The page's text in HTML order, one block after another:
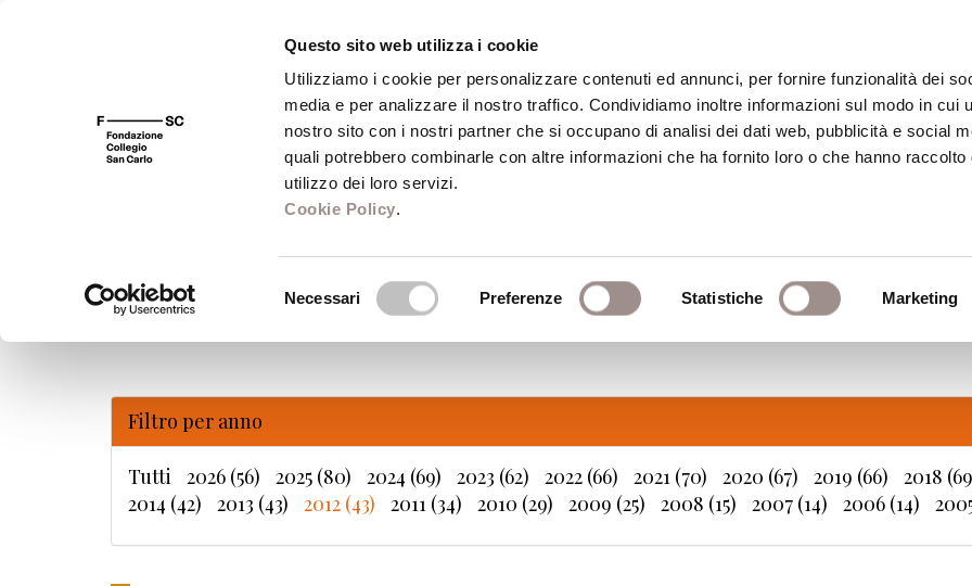
Questo sito web utilizza i cookie
Utilizziamo i cookie per personalizzare contenuti ed annunci, per fornire funzionalità dei
media e per analizzare il nostro traffico. Condividiamo inoltre informazioni sul modo in cui
nostro sito con i nostri partner che si occupano di analisi dei dati web, pubblicità e social
quali potrebbero combinarle con altre informazioni che ha fornito loro o che hanno raccolto
utilizzo dei loro servizi.
Cookie Policy.
Necessari Preferenze Statistiche Marketing
FSC 400 Fondazione Biblioteca Centro Culturale Centro Studi
Filtro per anno
Tutti 2026 (56) 2025 (80) 2024 (69) 2023 (62) 2022 (66) 2021 (70) 2020 (67) 2019 (66) 2018
2014 (42)
2013 (43) 2012 (43) 2011 (34) 2010 (29) 2009 (25) 2008 (15) 2007 (14) 2006 (14)